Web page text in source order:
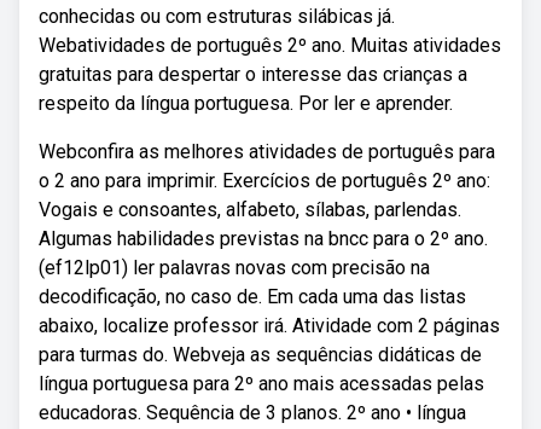
conhecidas ou com estruturas silábicas já.
Webatividades de português 2º ano. Muitas atividades
gratuitas para despertar o interesse das crianças a
respeito da língua portuguesa. Por ler e aprender.
Webconfira as melhores atividades de português para
o 2 ano para imprimir. Exercícios de português 2º ano:
Vogais e consoantes, alfabeto, sílabas, parlendas.
Algumas habilidades previstas na bncc para o 2º ano.
(ef12lp01) ler palavras novas com precisão na
decodificação, no caso de. Em cada uma das listas
abaixo, localize professor irá. Atividade com 2 páginas
para turmas do. Webveja as sequências didáticas de
língua portuguesa para 2º ano mais acessadas pelas
educadoras. Sequência de 3 planos. 2º ano • língua